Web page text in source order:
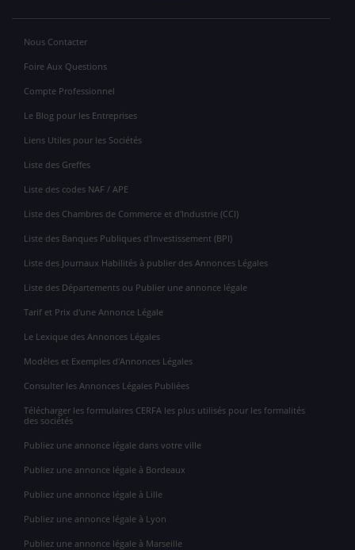
Nous Contacter
Foire Aux Questions
Compte Professionnel
Le Blog pour les Entreprises
Liens Utiles pour les Sociétés
Liste des Greffes
Liste des codes NAF / APE
Liste des Chambres de Commerce et d'Industrie (CCI)
Liste des Banques Publiques d'Investissement (BPI)
Liste des Journaux Habilités à publier des Annonces Légales
Liste des Départements ou Publier une annonce légale
Tarif et Prix d'une Annonce Légale
Le Lexique des Annonces Légales
Modèles et Exemples d'Annonces Légales
Consulter les Annonces Légales Publiées
Télécharger les formulaires CERFA les plus utilisés pour les formalités
des sociétés
Publiez une annonce légale dans votre ville
Publiez une annonce légale à Bordeaux
Publiez une annonce légale à Lille
Publiez une annonce légale à Lyon
Publiez une annonce légale à Marseille